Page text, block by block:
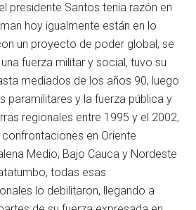
presidente Santos tenía razón en
hoy igualmente están en lo
un proyecto de poder global, se
fuerza militar y social, tuvo su
mediados de los años 90, luego
paramilitares y la fuerza pública y
regionales entre 1995 y el 2002,
en Oriente
Medio, Bajo Cauca y Nordeste
todas esas
lo debilitaron, llegando a